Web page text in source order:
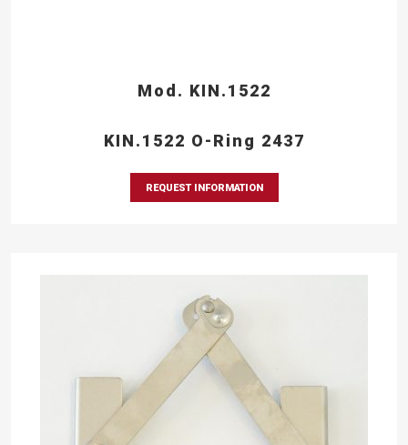
Mod. KIN.1522
KIN.1522 O-Ring 2437
REQUEST INFORMATION